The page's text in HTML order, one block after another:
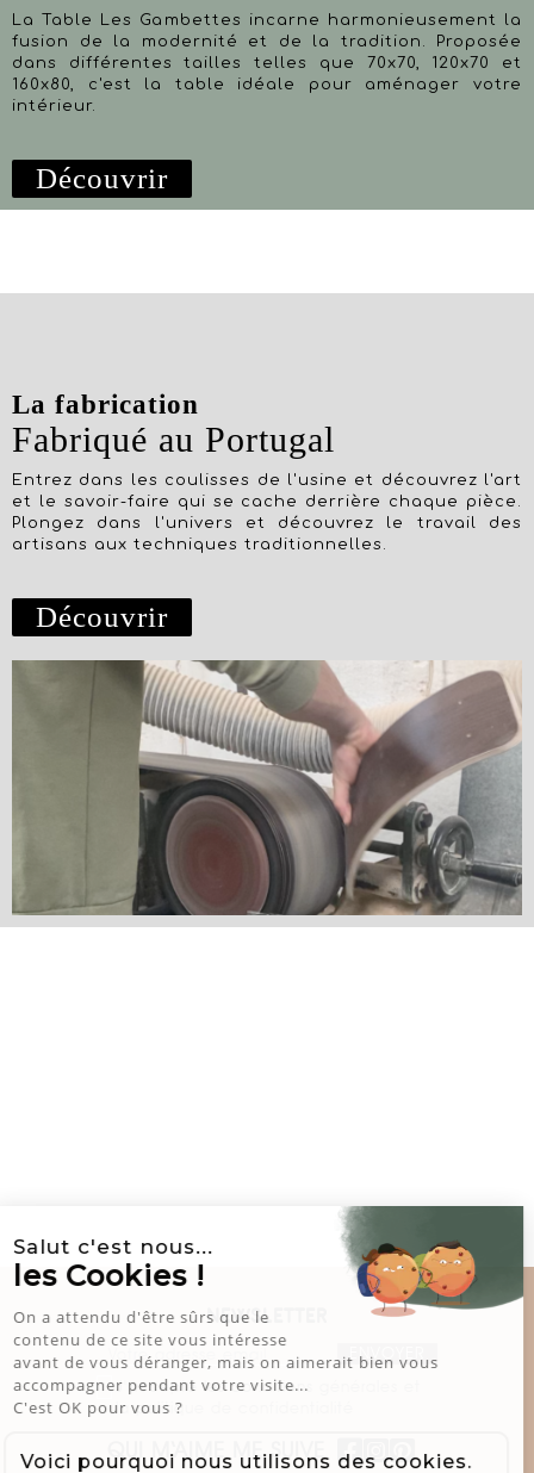
La Table Les Gambettes incarne harmonieusement la
fusion de la modernité et de la tradition. Proposée
dans différentes tailles telles que 70x70, 120x70 et
160x80, c'est la table idéale pour aménager votre
intérieur.
Découvrir
La fabrication
Fabriqué au Portugal
Entrez dans les coulisses de l'usine et découvrez l'art
et le savoir-faire qui se cache derrière chaque pièce.
Plongez dans l'univers et découvrez le travail des
artisans aux techniques traditionnelles.
Découvrir
NEWSLETTER
J'accepte les conditions générales et
la politique de confidentialité
QUI M‘AIME ME SUIVE
Salut c'est nous...
les Cookies !
On a attendu d'être sûrs que le
contenu de ce site vous intéresse
avant de vous déranger, mais on aimerait bien vous
accompagner pendant votre visite...
C'est OK pour vous ?
Voici pourquoi nous utilisons des cookies.